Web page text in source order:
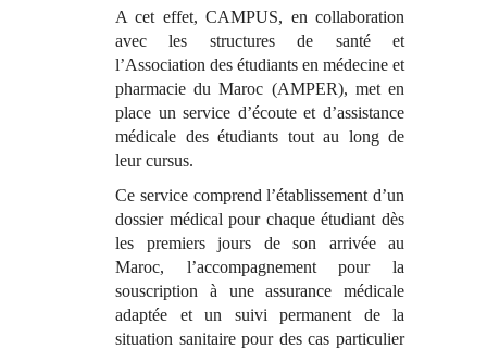
A cet effet, CAMPUS, en collaboration
avec les structures de santé et
l’Association des étudiants en médecine et
pharmacie du Maroc (AMPER), met en
place un service d’écoute et d’assistance
médicale des étudiants tout au long de
leur cursus.
Ce service comprend l’établissement d’un
dossier médical pour chaque étudiant dès
les premiers jours de son arrivée au
Maroc, l’accompagnement pour la
souscription à une assurance médicale
adaptée et un suivi permanent de la
situation sanitaire pour des cas particulier